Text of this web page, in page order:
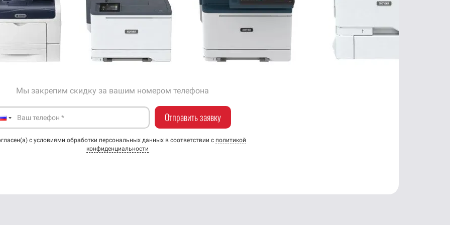
Мы закрепим скидку за вашим номером телефона
Отправить заявку
с условиями обработки персональных данных в соответствии с политикой
конфиденциальности